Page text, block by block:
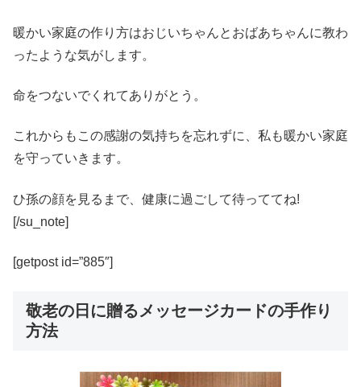
暖かい家庭の作り方はおじいちゃんとおばあちゃんに教わ
ったような気がします。
命をつないでくれてありがとう。
これからもこの感謝の気持ちを忘れずに、私も暖かい家庭
を守っていきます。
ひ孫の顔を見るまで、健康に過ごして待っててね!
[/su_note]
[getpost id=”885″]
敬老の日に贈るメッセージカードの手作り
方法